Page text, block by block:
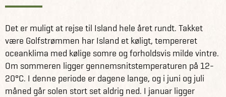
sydkystens mange perler, som for eksempel Geysir,
Reynisfjara Beach, Vik, Fjadrargljufur, Skaftafell,
Jökulsárlón og meget mere. Rejsen slutter med to dages
ophold i hovedstaden Reykjavik, hvor I vil have tid til at
nyde byens seværdigheder, gode restauranter og fordøje
de fantastiske naturoplevelser fra sydkysten.
Det er muligt at rejse til Island hele året rundt. Takket
være Golfstrømmen har Island et køligt, tempereret
oceanklima med kølige somre og forholdsvis milde vintre.
Om sommeren ligger gennemsnitstemperaturen på 12-
20°C. I denne periode er dagene lange, og i juni og juli
måned går solen stort set aldrig ned. I januar ligger